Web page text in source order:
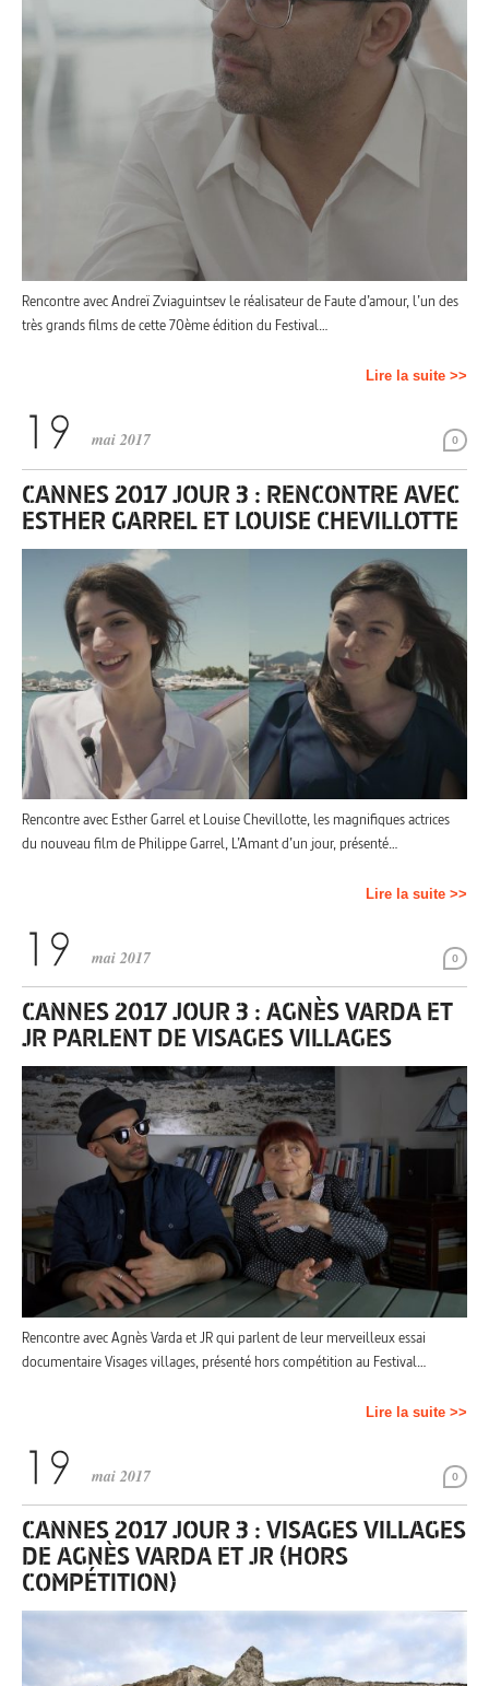
Rencontre avec Andreï Zviaguintsev le réalisateur de Faute d’amour, l’un des
très grands films de cette 70ème édition du Festival…
Lire la suite >>
0
mai 2017
CANNES 2017 JOUR 3 : RENCONTRE AVEC
ESTHER GARREL ET LOUISE CHEVILLOTTE
Rencontre avec Esther Garrel et Louise Chevillotte, les magnifiques actrices
du nouveau film de Philippe Garrel, L’Amant d’un jour, présenté…
Lire la suite >>
0
mai 2017
CANNES 2017 JOUR 3 : AGNÈS VARDA ET
JR PARLENT DE VISAGES VILLAGES
Rencontre avec Agnès Varda et JR qui parlent de leur merveilleux essai
documentaire Visages villages, présenté hors compétition au Festival…
Lire la suite >>
0
mai 2017
CANNES 2017 JOUR 3 : VISAGES VILLAGES
DE AGNÈS VARDA ET JR (HORS
COMPÉTITION)